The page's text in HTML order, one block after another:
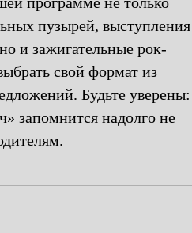
пузырей, выступления
и зажигательные рок-
свой формат из
Будьте уверены:
запомнится надолго не